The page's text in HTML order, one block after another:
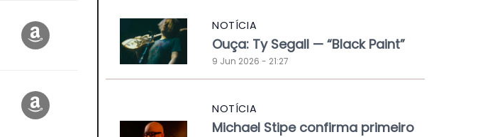
NOTÍCIA
Ouça: Ty Segall — “Black Paint”
9 Jun 2026 - 21:27
NOTÍCIA
Michael Stipe confirma primeiro